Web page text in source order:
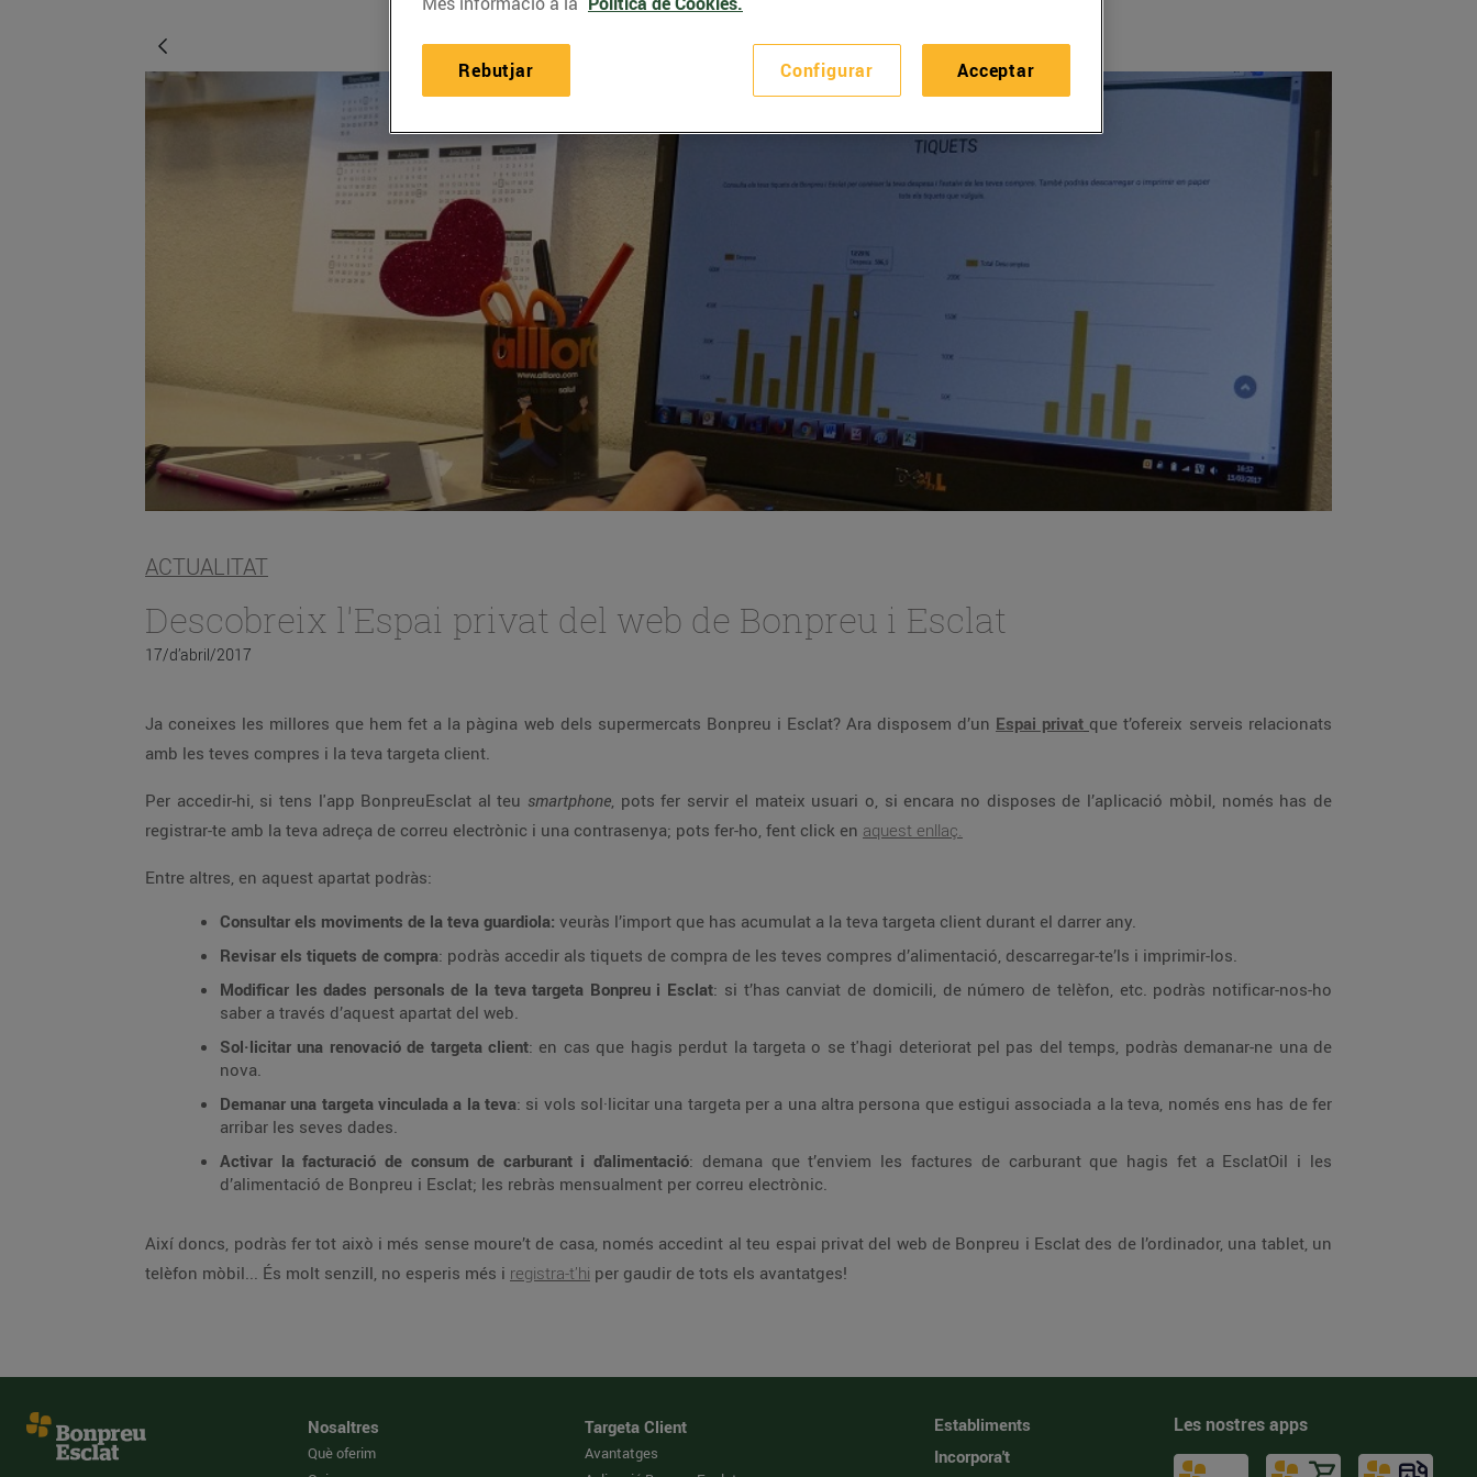
ACTUALITAT
Descobreix l'Espai privat del web de Bonpreu i Esclat
17/d’abril/2017
Ja coneixes les millores que hem fet a la pàgina web dels supermercats Bonpreu i Esclat? Ara disposem d’un Espai privat que t’ofereix serveis relacionats
amb les teves compres i la teva targeta client.
Per accedir-hi, si tens l'app BonpreuEsclat al teu smartphone, pots fer servir el mateix usuari o, si encara no disposes de l’aplicació mòbil, només has de
registrar-te amb la teva adreça de correu electrònic i una contrasenya; pots fer-ho, fent click en aquest enllaç.
Entre altres, en aquest apartat podràs:
Consultar els moviments de la teva guardiola: veuràs l’import que has acumulat a la teva targeta client durant el darrer any.
Revisar els tiquets de compra: podràs accedir als tiquets de compra de les teves compres d’alimentació, descarregar-te’ls i imprimir-los.
Modificar les dades personals de la teva targeta Bonpreu i Esclat: si t’has canviat de domicili, de número de telèfon, etc. podràs notificar-nos-ho
saber a través d’aquest apartat del web.
Sol·licitar una renovació de targeta client: en cas que hagis perdut la targeta o se t'hagi deteriorat pel pas del temps, podràs demanar-ne una de
nova.
Demanar una targeta vinculada a la teva: si vols sol·licitar una targeta per a una altra persona que estigui associada a la teva, només ens has de fer
arribar les seves dades.
Activar la facturació de consum de carburant i d'alimentació: demana que t’enviem les factures de carburant que hagis fet a EsclatOil i les
d’alimentació de Bonpreu i Esclat; les rebràs mensualment per correu electrònic.
Així doncs, podràs fer tot això i més sense moure’t de casa, només accedint al teu espai privat del web de Bonpreu i Esclat des de l’ordinador, una tablet, un
telèfon mòbil... És molt senzill, no esperis més i registra-t’hi per gaudir de tots els avantatges!
Nosaltres
Què oferim
Targeta Client
Avantatges
Establiments
Incorpora't
Les nostres apps
Configurar
Rebutjar Acceptar